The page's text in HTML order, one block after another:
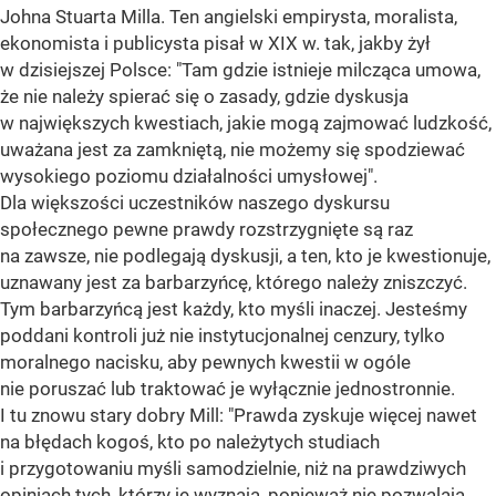
Johna Stuarta Milla. Ten angielski empirysta, moralista,
ekonomista i publicysta pisał w XIX w. tak, jakby żył
w dzisiejszej Polsce: "Tam gdzie istnieje milcząca umowa,
że nie należy spierać się o zasady, gdzie dyskusja
w największych kwestiach, jakie mogą zajmować ludzkość,
uważana jest za zamkniętą, nie możemy się spodziewać
wysokiego poziomu działalności umysłowej".
Dla większości uczestników naszego dyskursu
społecznego pewne prawdy rozstrzygnięte są raz
na zawsze, nie podlegają dyskusji, a ten, kto je kwestionuje,
uznawany jest za barbarzyńcę, którego należy zniszczyć.
Tym barbarzyńcą jest każdy, kto myśli inaczej. Jesteśmy
poddani kontroli już nie instytucjonalnej cenzury, tylko
moralnego nacisku, aby pewnych kwestii w ogóle
nie poruszać lub traktować je wyłącznie jednostronnie.
I tu znowu stary dobry Mill: "Prawda zyskuje więcej nawet
na błędach kogoś, kto po należytych studiach
i przygotowaniu myśli samodzielnie, niż na prawdziwych